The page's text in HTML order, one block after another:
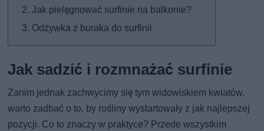
Jak pielęgnować surfinie na balkonie?
Odżywka z buraka do surfinii
Jak sadzić i rozmnażać surfinie
Zanim jednak zachwycimy się tym widowiskiem kwiatów,
warto zadbać o to, by rośliny wystartowały z jak najlepszej
pozycji. Co to znaczy w praktyce? Przede wszystkim